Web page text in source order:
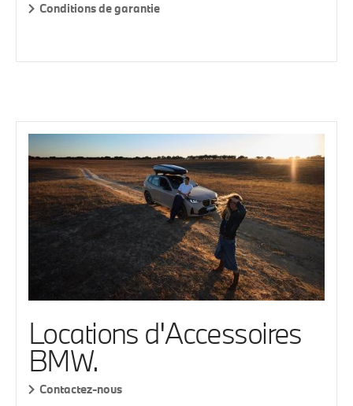
Conditions de garantie
Locations d'Accessoires
BMW.
Contactez-nous